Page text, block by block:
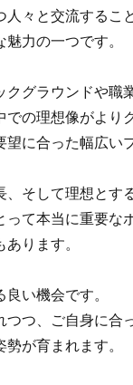
々と交流するこ
力の一つです。
グラウンドや職
の理想像がより
に合った幅広い
そして理想とす
て本当に重要な
ります。
い機会です。
つ、ご自身に合
が育まれます。